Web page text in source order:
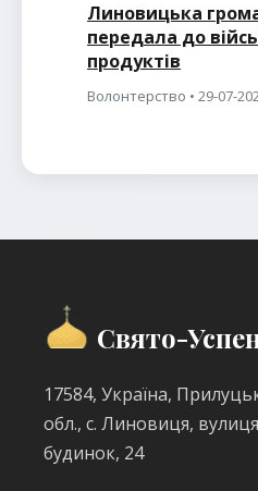
Линовицька
передала до
продуктів
Волонтерство • 29-07-
Свято-
17584, Україна,
обл., с. Линовиця,
будинок, 24